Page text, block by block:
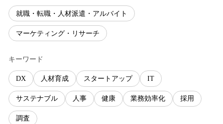
就職・転職・人材派遣・アルバイト
マーケティング・リサーチ
キーワード
DX 人材育成 スタートアップ IT
サステナブル 人事 健康 業務効率化 採用
調査